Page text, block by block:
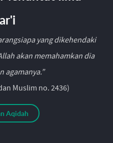
yang dikehendaki
akan memahamkan dia
agamanya.”
Muslim no. 2436)
Aqidah